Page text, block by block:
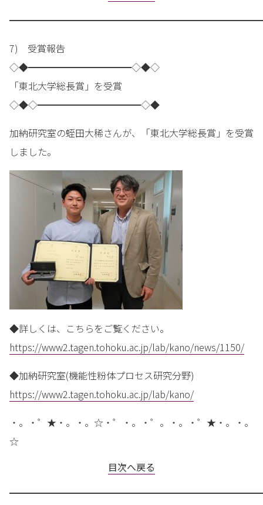
7) 受賞報告
◇◆━━━━━━━━━━━◇◆◇
「東北大学総長賞」を受賞
◇◆◇━━━━━━━━━━━◇◆
加納研究室の蛭田大稀さんが、「東北大学総長賞」を受賞
しました。
◆詳しくは、こちらをご覧ください。
https://www2.tagen.tohoku.ac.jp/lab/kano/news/1150/
◆加納研究室(機能性粉体プロセス研究分野)
https://www2.tagen.tohoku.ac.jp/lab/kano/
・。・゜★・。・。☆・゜・。・゜。・。・゜★・。・。
☆
目次へ戻る